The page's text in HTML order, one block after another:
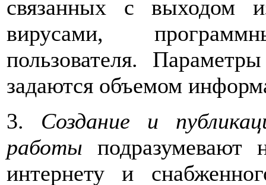
связанных с выходом
вирусами,
пользователя.
задаются объемом
3. Создание и
работы подразумевают
интернету и